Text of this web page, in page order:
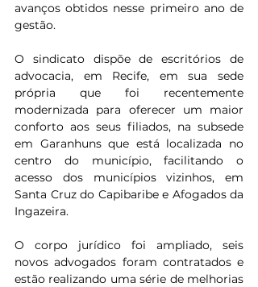
avanços obtidos nesse primeiro ano de
gestão.
O sindicato dispõe de escritórios de
advocacia, em Recife, em sua sede
própria que foi recentemente
modernizada para oferecer um maior
conforto aos seus filiados, na subsede
em Garanhuns que está localizada no
centro do município, facilitando o
acesso dos municípios vizinhos, em
Santa Cruz do Capibaribe e Afogados da
Ingazeira.
O corpo jurídico foi ampliado, seis
novos advogados foram contratados e
estão realizando uma série de melhorias